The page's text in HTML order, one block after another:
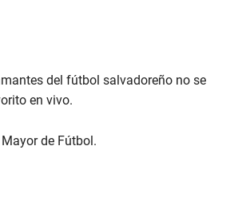
del fútbol salvadoreño no se
en vivo.
de Fútbol.